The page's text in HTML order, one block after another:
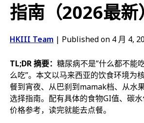
商店
指南（2026最新）
HKIII Team | Published on 4 月 4,
TL;DR 摘要： 糖尿病不是”什么都不
么吃”。本文以马来西亚的饮食环境为
餐到宵夜、从巴刹到mamak档、从水
选择指南。配有具体的食物GI值、碳
价格参考，读完就能去点餐。